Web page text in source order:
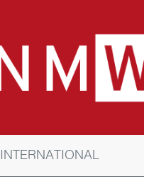
INTERNATIONAL